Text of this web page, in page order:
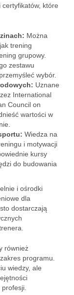
certyfikatów, które
Można
trening
grupowy.
zestawu
wybór.
Uznane
International
Council on
wartości w
Wiedza na
i motywacji
kursy
do budowania
i ośrodki
dla
dostarczają
również
programu.
wiedzy, ale